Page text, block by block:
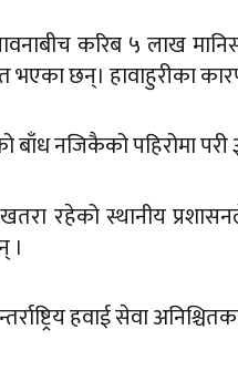
करिब ५ लाख
भएका छन्। हावाहुरीका
बाँध नजिकैको पहिरोमा
रहेको स्थानीय
।
हवाई सेवा